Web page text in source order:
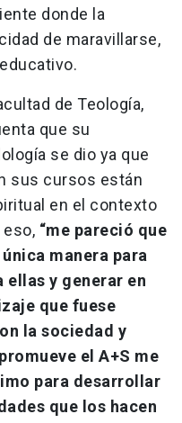
donde la
de maravillarse,
de Teología,
que su
se dio ya que
sus cursos están
en el contexto
eso, “me pareció que
manera para
ellas y generar en
que fuese
la sociedad y
el A+S me
para desarrollar
que los hacen